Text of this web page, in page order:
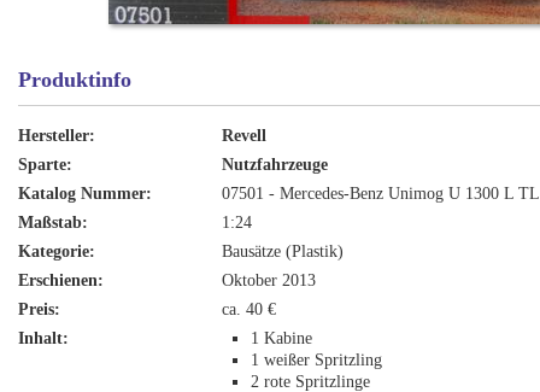
Produktinfo
Hersteller:
Revell
Sparte:
Nutzfahrzeuge
Katalog Nummer:
07501 - Mercedes-Benz Unimog U 1300 L
Maßstab:
1:24
Kategorie:
Bausätze (Plastik)
Erschienen:
Oktober 2013
Preis:
ca. 40 €
Inhalt:
1 Kabine
1 weißer Spritzling
2 rote Spritzlinge